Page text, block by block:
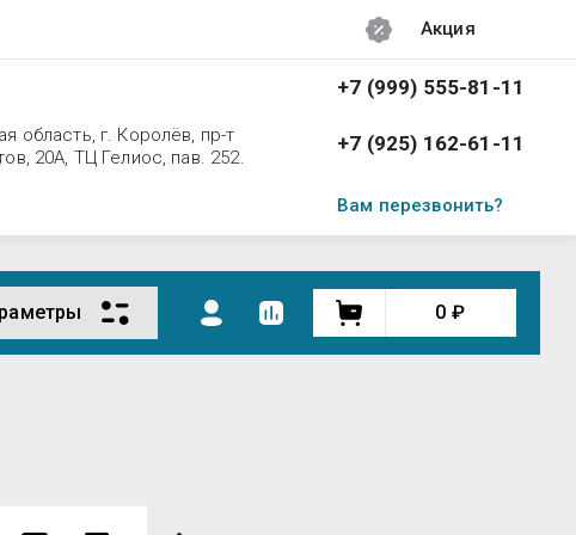
Акция
область, г. Королёв, пр-т
20А, ТЦ Гелиос, пав. 252.
+7 (999) 555-81-11
+7 (925) 162-61-11
Вам перезвонить?
0 ₽